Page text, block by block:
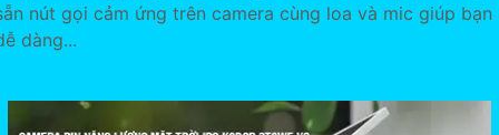
nút gọi cảm ứng trên camera cùng loa và mic giúp bạn
dàng...